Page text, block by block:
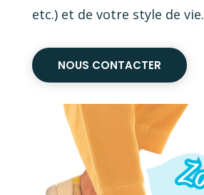
etc.) et de votre style de vie.
NOUS CONTACTER